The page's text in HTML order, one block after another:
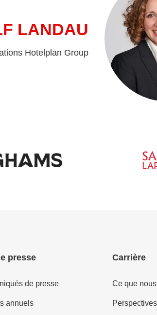
LANDAU
Hotelplan Group
presse
de presse
annuels
Carrière
Ce que